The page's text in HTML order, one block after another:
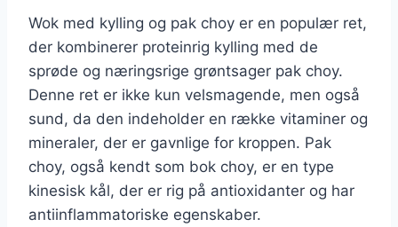
Wok med kylling og pak choy er en populær ret,
der kombinerer proteinrig kylling med de
sprøde og næringsrige grøntsager pak choy.
Denne ret er ikke kun velsmagende, men også
sund, da den indeholder en række vitaminer og
mineraler, der er gavnlige for kroppen. Pak
choy, også kendt som bok choy, er en type
kinesisk kål, der er rig på antioxidanter og har
antiinflammatoriske egenskaber.